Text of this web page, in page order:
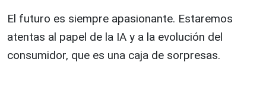
El futuro es siempre apasionante. Estaremos
atentas al papel de la IA y a la evolución del
consumidor, que es una caja de sorpresas.